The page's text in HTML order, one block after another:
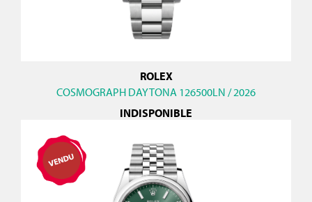
ROLEX
COSMOGRAPH DAYTONA 126500LN / 2026
INDISPONIBLE